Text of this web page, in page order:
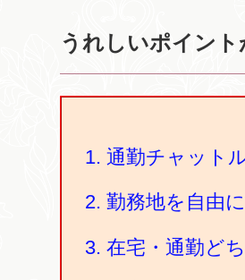
うれしいポイン
通勤チャット
勤務地を自由
在宅・通勤ど